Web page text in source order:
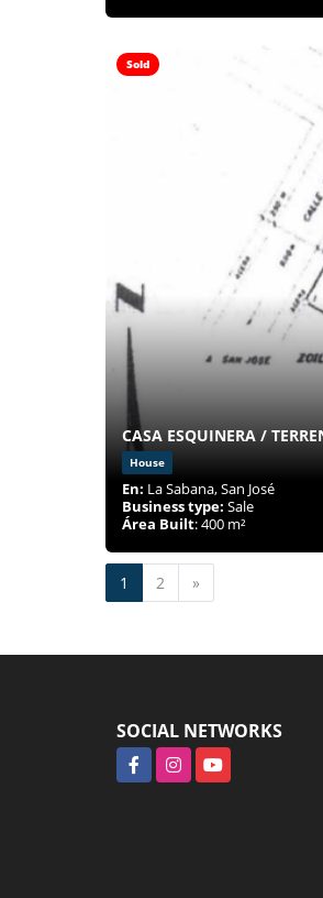
Sold
CASA ESQUINERA /
House
En: La Sabana, San José
Business type: Sale
Área Built: 400 m²
1 2 »
SOCIAL NETWORKS
FacebookInstagramYouTube